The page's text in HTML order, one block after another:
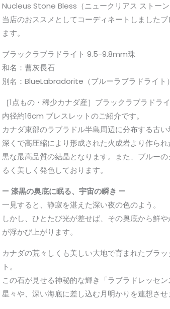
Nucleus Stone Bless（ニュークリアス ストーン
当店のおススメとしてコーディネートしましたブ
ます。
ブラックラブラドライト 9.5-9.8mm珠
和名：曹灰長石
別名：BlueLabradorite（ブルーラブラドライト）
［1点もの・稀少カナダ産］ブラックラブラド
内径約16cm ブレスレットのご紹介です。
カナダ東部のラブラドル半島周辺に分布する古
深くで高圧縮により形成された火成岩より作ら
黒な最高品質の結晶となります。また、ブルー
るく美しく発色しております。
— 漆黒の奥底に眠る、宇宙の瞬き —
一見すると、静寂を湛えた深い夜の色のよう。
しかし、ひとたび光が差せば、その奥底から鮮
が浮かび上がります。
カナダの荒々しくも美しい大地で育まれたブラ
ト。
この石が見せる神秘的な輝き「ラブラドレッセ
星々や、深い海底に差し込む月明かりを連想させ
産]
ブ
ラ
ク
ラ
ブ
ラ
ド
ラ
イ
ト
9.5-
径
約
16cm
ブ
レ
ス